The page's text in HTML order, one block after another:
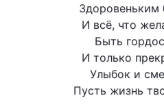
Здоровеньким
И всё, что
Быть
И только
Улыбок и
Пусть жизнь